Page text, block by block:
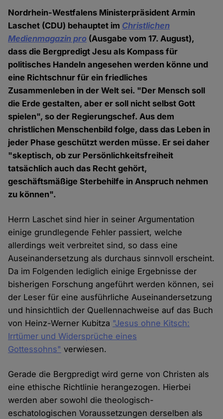
Nordrhein-Westfalens Ministerpräsident Armin
Laschet (CDU) behauptet im Christlichen
Medienmagazin pro (Ausgabe vom 17. August),
dass die Bergpredigt Jesu als Kompass für
politisches Handeln angesehen werden könne und
eine Richtschnur für ein friedliches
Zusammenleben in der Welt sei. "Der Mensch soll
die Erde gestalten, aber er soll nicht selbst Gott
spielen", so der Regierungschef. Aus dem
christlichen Menschenbild folge, dass das Leben in
jeder Phase geschützt werden müsse. Er sei daher
"skeptisch, ob zur Persönlichkeitsfreiheit
tatsächlich auch das Recht gehört,
geschäftsmäßige Sterbehilfe in Anspruch nehmen
zu können".
Herrn Laschet sind hier in seiner Argumentation
einige grundlegende Fehler passiert, welche
allerdings weit verbreitet sind, so dass eine
Auseinandersetzung als durchaus sinnvoll erscheint.
Da im Folgenden lediglich einige Ergebnisse der
bisherigen Forschung angeführt werden können, sei
der Leser für eine ausführliche Auseinandersetzung
und hinsichtlich der Quellennachweise auf das Buch
von Heinz-Werner Kubitza "Jesus ohne Kitsch:
Irrtümer und Widersprüche eines
Gottessohns" verwiesen.
Gerade die Bergpredigt wird gerne von Christen als
eine ethische Richtlinie herangezogen. Hierbei
werden aber sowohl die theologisch-
eschatologischen Voraussetzungen derselben als